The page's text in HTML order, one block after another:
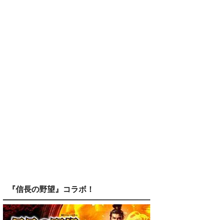
『信長の野望』コラボ！